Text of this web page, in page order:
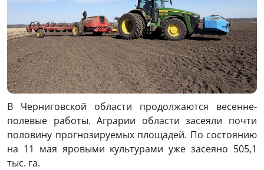
В Черниговской области продолжаются весенне-
полевые работы. Аграрии области засеяли почти
половину прогнозируемых площадей. По состоянию
на 11 мая яровыми культурами уже засеяно 505,1
тыс. га.